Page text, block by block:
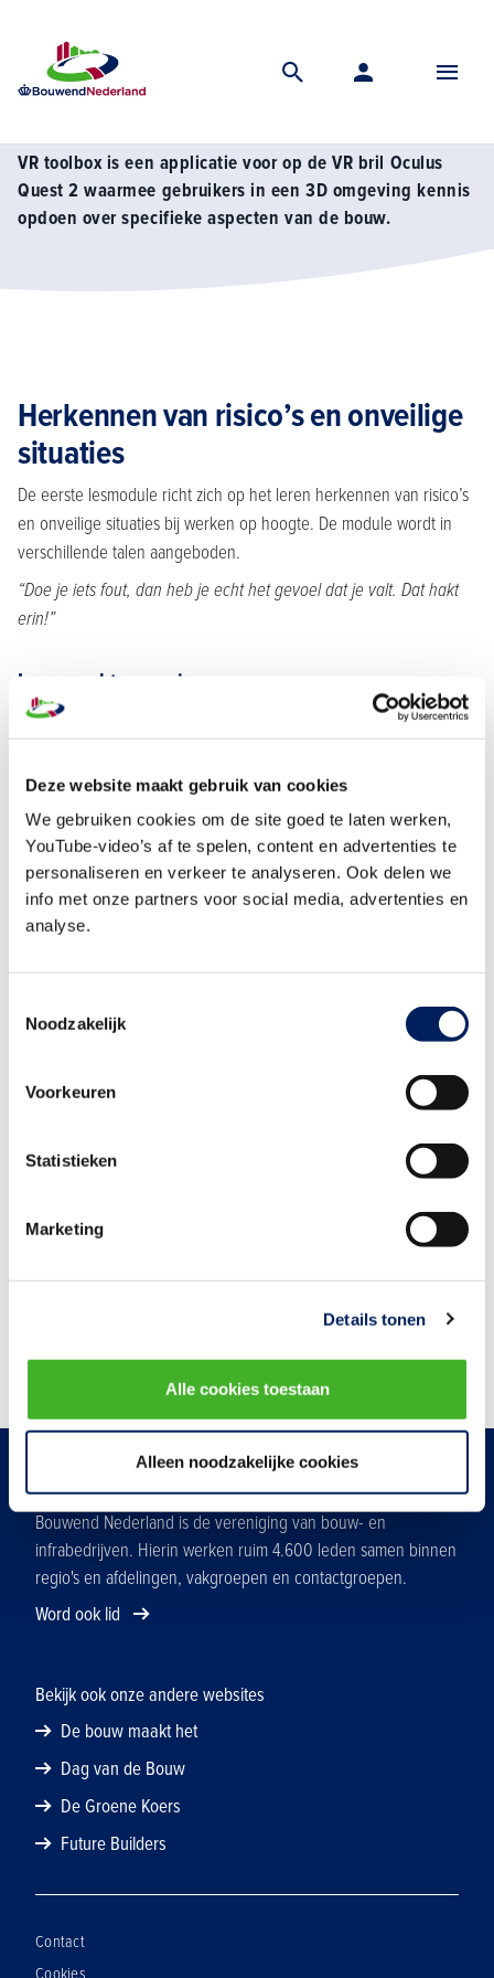
Deze website maakt gebruik van cookies
We gebruiken cookies om de site goed te laten werken,
YouTube-video’s af te spelen, content en advertenties te
personaliseren en verkeer te analyseren. Ook delen we
info met onze partners voor social media, advertenties en
analyse.
Noodzakelijk
Voorkeuren
Statistieken
Marketing
Details tonen
Alle cookies toestaan
Alleen noodzakelijke cookies
Kennis
VR toolbox is een applicatie voor op de VR bril Oculus
Quest 2 waarmee gebruikers in een 3D omgeving kennis
opdoen over specifieke aspecten van de bouw.
Herkennen van risico’s en onveilige
situaties
De eerste lesmodule richt zich op het leren herkennen van risico’s
en onveilige situaties bij werken op hoogte. De module wordt in
verschillende talen aangeboden.
“Doe je iets fout, dan heb je echt het gevoel dat je valt. Dat hakt
erin!”
Levensechte ervaring
Alle veiligheidsrisico’s van het werken op hoogte komen uit de
dagelijkse praktijk. De speler moet reageren op iedere situatie.
Risico’s herkennen én zeggen wat te doen in die onveilige situatie.
toegepast. Aan het einde van de module krijgt de gebruiker te zien
welke gevaren hij heeft herkend en welke niet, wat hij goed heeft
gedaan en wat niet.
“De lesmodule is net een game. Daardoor is het leuk om te doen.
Wil je meer weten over de virtual reality toolbox? Neem
Concept.
Bezoek de website
Over ons
Bouwend Nederland is de vereniging van bouw- en
infrabedrijven. Hierin werken ruim 4.600 leden samen binnen
regio's en afdelingen, vakgroepen en contactgroepen.
Word ook lid
Bekijk ook onze andere websites
De bouw maakt het
Dag van de Bouw
De Groene Koers
Future Builders
Contact
Cookies